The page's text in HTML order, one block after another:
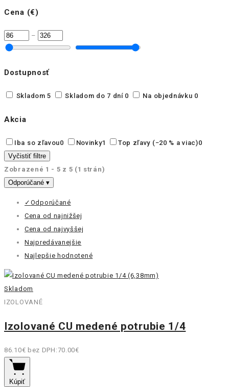
Cena (€)
–
Dostupnosť
Skladom 5 Skladom do 7 dní 0 Na objednávku 0
Akcia
Iba so zľavou0 Novinky1 Top zľavy (−20 % a viac)0
Vyčistiť filtre
Zobrazené 1 - 5 z 5 (1 strán)
Odporúčané ▾
✓ Odporúčané
Cena od najnižšej
Cena od najvyššej
Najpredávanejšie
Najlepšie hodnotené
Skladom
IZOLOVANÉ
Izolované CU medené potrubie 1/4
86.10€ bez DPH:70.00€
Kúpiť